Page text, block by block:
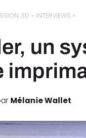
3D » INTERVIEWS »
un
Mélanie Wallet